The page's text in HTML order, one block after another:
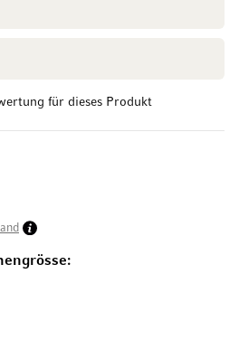
für dieses Produkt